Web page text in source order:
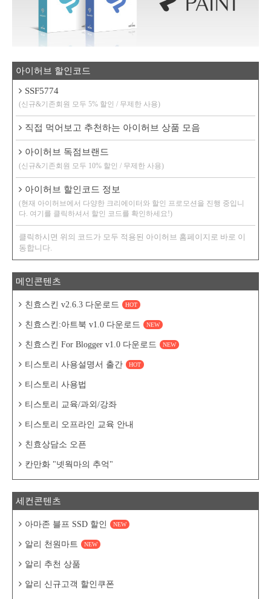
아이허브 할인코드
SSF5774
(신규&기존회원 모두 5% 할인 / 무제한 사용)
직접 먹어보고 추천하는 아이허브 상품 모음
아이허브 독점브랜드
(신규&기존회원 모두 10% 할인 / 무제한 사용)
아이허브 할인코드 정보
(현재 아이허브에서 다양한 크리에이터와 할인 프로모션을 진행 중입니
다. 여기를 클릭하셔서 할인 코드를 확인하세요!)
클릭하시면 위의 코드가 모두 적용된 아이허브 홈페이지로 바로 이
동합니다.
메인콘텐츠
친효스킨 v2.6.3 다운로드 HOT
친효스킨:아트북 v1.0 다운로드 NEW
친효스킨 For Blogger v1.0 다운로드 NEW
티스토리 사용설명서 출간 HOT
티스토리 사용법
티스토리 교육/과외/강좌
티스토리 오프라인 교육 안내
친효상담소 오픈
칸만화 "넷웍마의 추억"
세컨콘텐츠
아마존 블프 SSD 할인 NEW
알리 천원마트 NEW
알리 추천 상품
알리 신규고객 할인쿠폰